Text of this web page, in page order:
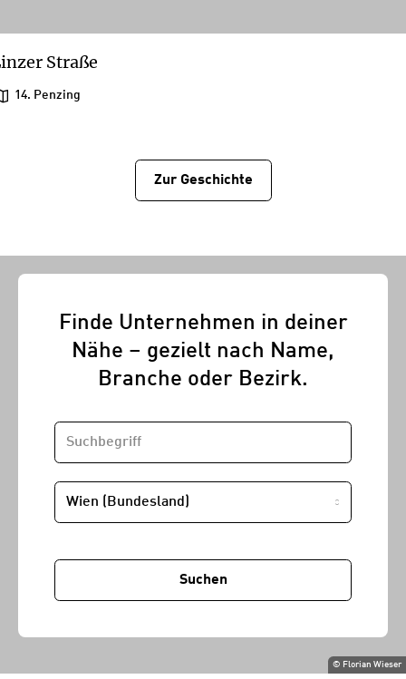
Straße
14. Penzing
Zur Geschichtе
© Florian Wieser
Finde Unternehmen in deiner
Nähe – gezielt nach Name,
Branche oder Bezirk.
SUCHBEGRIFF
STANDORT
Suchen